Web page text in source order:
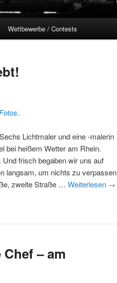
Wettbewerbe / Contests
.
Lichtmaler und eine -malerin
bei heißem Wetter am Rhein.
frisch begaben wir uns auf
langsam, um nichts zu
zweite Straße …Weiterlesen →
– am